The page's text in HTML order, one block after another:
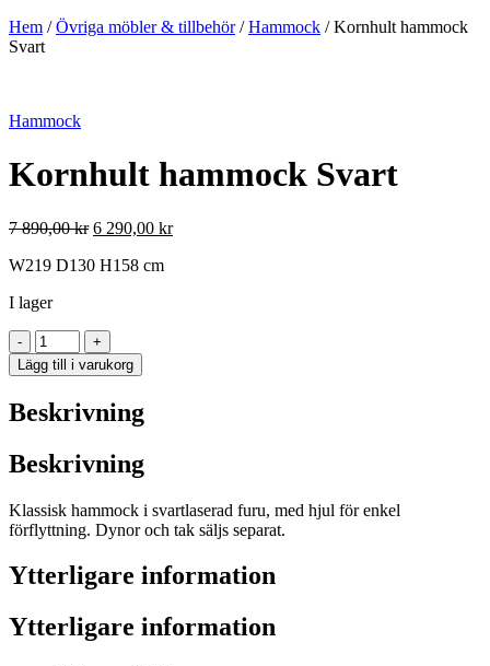
Hem /Övriga möbler & tillbehör/Hammock / Kornhult hammock
Svart
Hammock
Kornhult hammock Svart
7 890,00kr Det
priset
6 290,00 krDet
W219 D130 H158 cm
I lager
-
Kornhult
hammock
Svart
+
Lägg till i varukorg
Beskrivning
Beskrivning
Klassisk hammock i svartlaserad furu, med hjul för enkel
förflyttning. Dynor och tak säljs separat.
Ytterligare information
Ytterligare information